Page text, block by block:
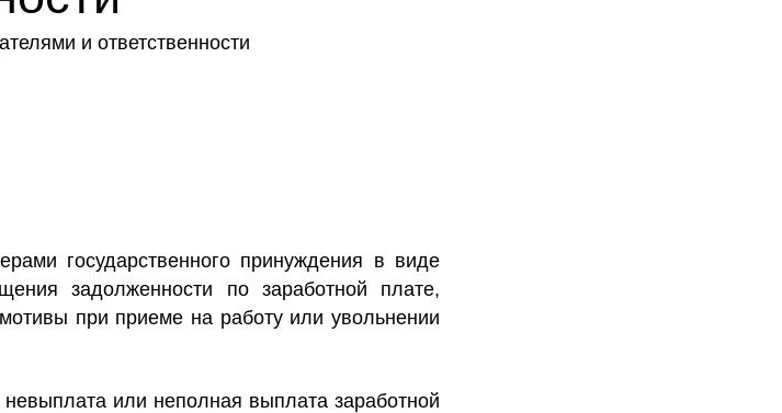
государственного принуждения в виде
задолженности по заработной плате,
при приеме на работу или увольнении
или неполная выплата заработной